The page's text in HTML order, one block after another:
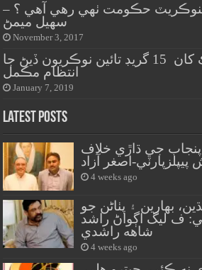
حڪومت ٺهي رهي آهي ؟ –
سهيل ميمڻ
November 3, 2017
سنڌ ڪابينا هڪ کان 15 گريڊ تائين نوڪريون ڏيڻ جا
انتظام مڪمل
January 7, 2019
Latest Posts
جي ڌاڙي خلاف
اصغر آزاد
4 weeks ago
بهارين ۽ پٺاڻن جو
ف ليگ اڳواڻ راشد
شاهه راشدي
4 weeks ago